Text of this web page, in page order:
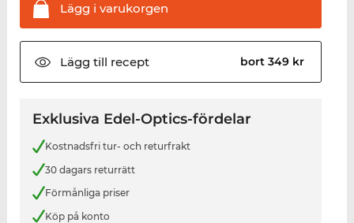
Lägg i varukorgen
Lägg till recept bort 349 kr
Exklusiva Edel-Optics-fördelar
Kostnadsfri tur- och returfrakt
30 dagars returrätt
Förmånliga priser
Köp på konto